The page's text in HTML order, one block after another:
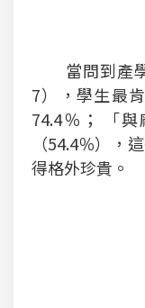
當問到產學
7），學生最
74.4％； 「
（54.4％），
得格外珍貴。